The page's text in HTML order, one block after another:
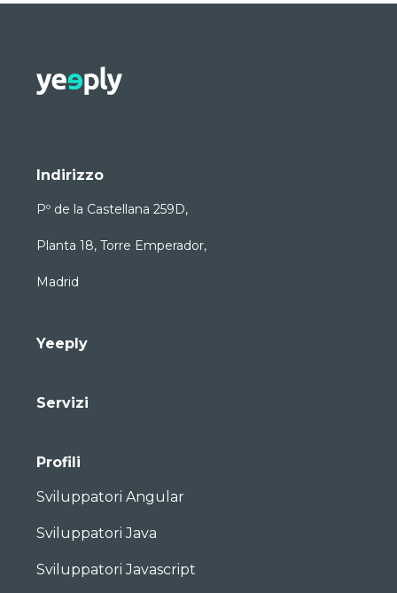
Indirizzo
Pº de la Castellana 259D,
Planta 18, Torre Emperador,
Madrid
Yeeply
Servizi
Profili
Sviluppatori Angular
Sviluppatori Java
Sviluppatori Javascript